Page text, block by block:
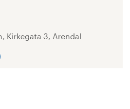
Kirkegata 3, Arendal